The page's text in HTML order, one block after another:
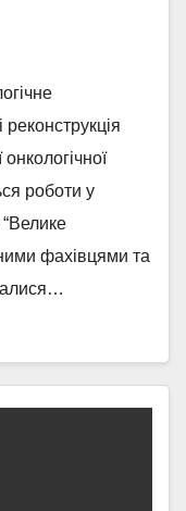
онкологічної
роботи у
фахівцями та